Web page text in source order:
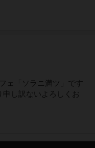
ェ「ソラニ満ツ」です
し訳ないよろしくお